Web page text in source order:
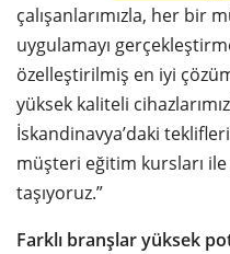
çalışanlarımızla, her bir
uygulamayı
özelleştirilmiş en iyi
yüksek kaliteli
İskandinavya’daki
müşteri eğitim kursları
taşıyoruz.”
Farklı branşlar yüksek